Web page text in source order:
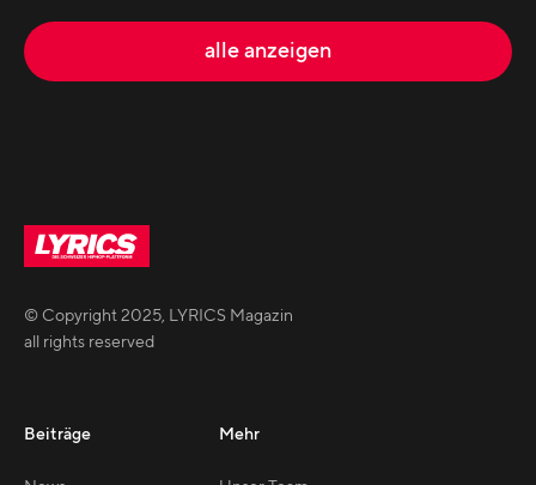
alle anzeigen
© Copyright2025, LYRICS Magazin
all rights reserved
Beiträge Mehr